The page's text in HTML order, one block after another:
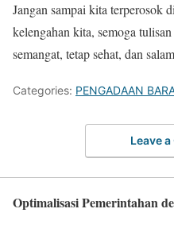
Jangan sampai kita terperosok
kelengahan kita, semoga
semangat, tetap sehat, dan
Categories: PENGADAAN
Leave
Optimalisasi Pemerintahan